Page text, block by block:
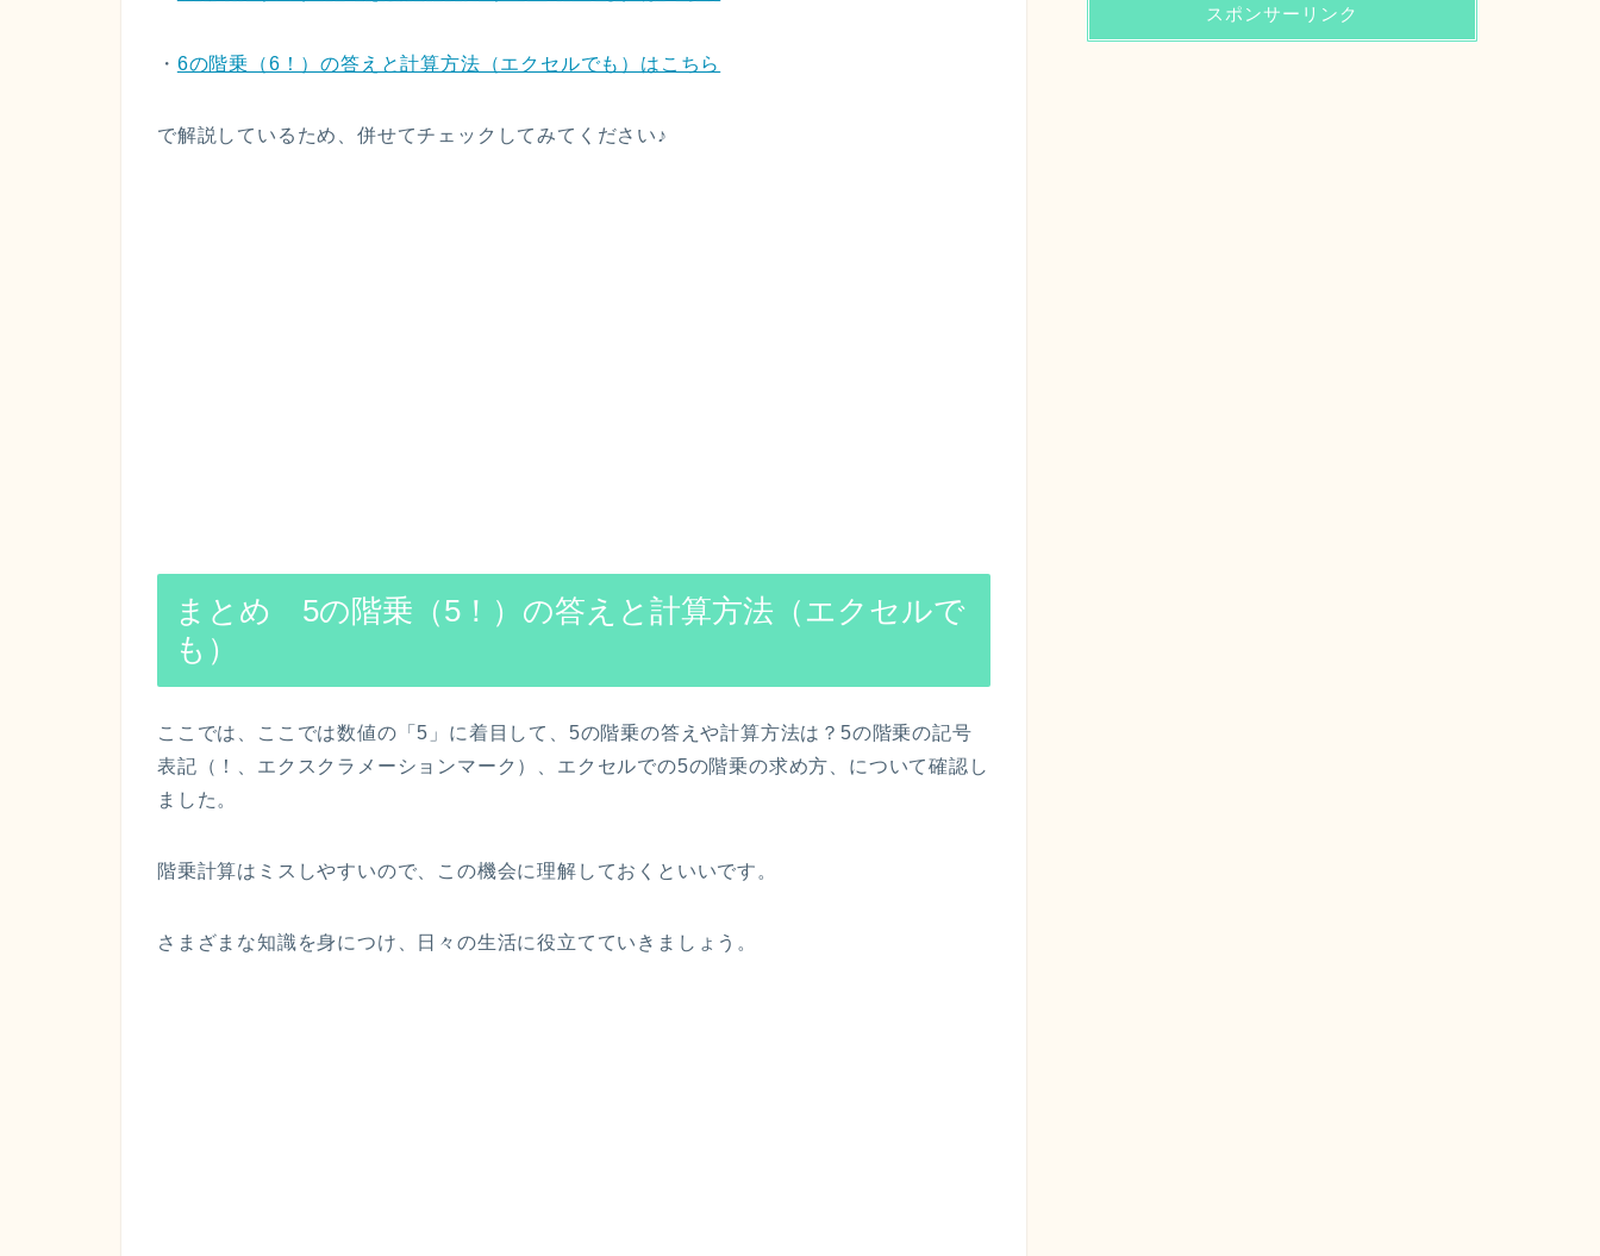
・ 6の階乗（6！）の答えと計算方法（エクセルでも）はこちら
で解説しているため、併せてチェックしてみてください♪
まとめ 5の階乗（5！）の答えと計算方法（エクセルで
も）
ここでは、ここでは数値の「5」に着目して、5の階乗の答えや計算方法は？5の階乗の記号
表記（！、エクスクラメーションマーク）、エクセルでの5の階乗の求め方、について確認し
ました。
階乗計算はミスしやすいので、この機会に理解しておくといいです。
さまざまな知識を身につけ、日々の生活に役立てていきましょう。
スポンサーリンク